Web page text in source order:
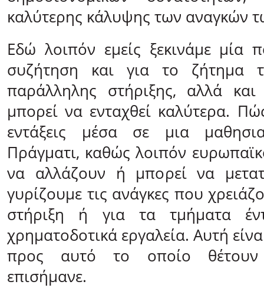
καλύτερης κάλυψης των αναγκών
Εδώ λοιπόν εμείς ξεκινάμε μία
συζήτηση και για το ζήτημα
παράλληλης στήριξης, αλλά
μπορεί να ενταχθεί καλύτερα.
εντάξεις μέσα σε μια
Πράγματι, καθώς λοιπόν
να αλλάζουν ή μπορεί να
γυρίζουμε τις ανάγκες που
στήριξη ή για τα τμήματα
χρηματοδοτικά εργαλεία. Αυτή
προς αυτό το οποίο θέτουν
επισήμανε.